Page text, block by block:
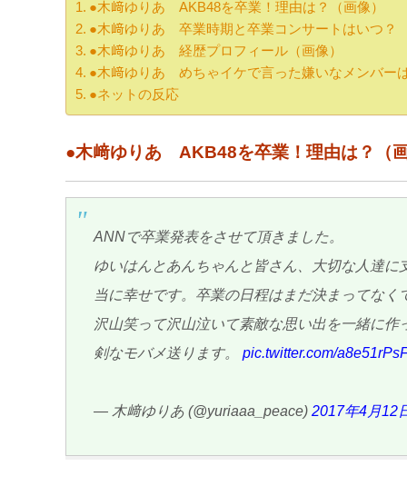
●木﨑ゆりあ AKB48を卒業！理由は？（画像）
●木﨑ゆりあ 卒業時期と卒業コンサートはいつ？
●木﨑ゆりあ 経歴プロフィール（画像）
●木﨑ゆりあ めちゃイケで言った嫌いなメンバー
●ネットの反応
●木﨑ゆりあ AKB48を卒業！理由は？（
ANNで卒業発表をさせて頂きました。
ゆいはんとあんちゃんと皆さん、大切な人達
当に幸せです。卒業の日程はまだ決まってな
沢山笑って沢山泣いて素敵な思い出を一緒に
剣なモバメ送ります。 pic.twitter.com/
— 木﨑ゆりあ (@yuriaaa_peace) 2017年4月12